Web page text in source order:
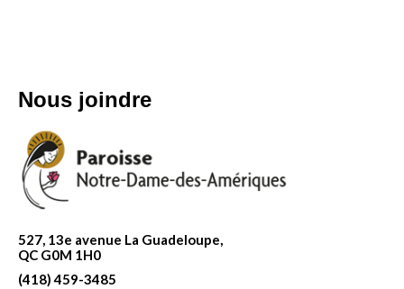
Nous joindre
527, 13e avenue La Guadeloupe,
QC G0M 1H0
(418) 459-3485